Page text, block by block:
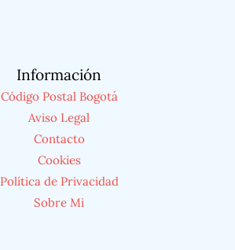
Información
Código Postal Bogotá
Aviso Legal
Contacto
Cookies
Política de Privacidad
Sobre Mi